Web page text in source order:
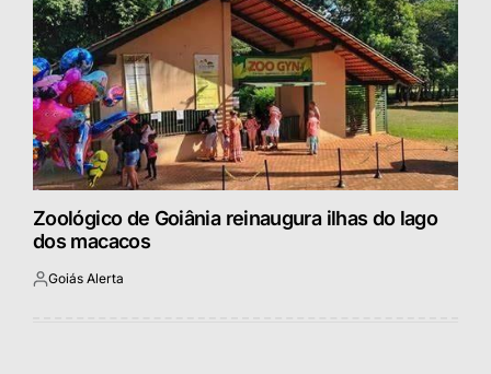
Zoológico de Goiânia reinaugura ilhas do lago
dos macacos
Postado
Goiás Alerta